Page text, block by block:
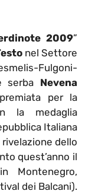
2009”
nel Settore
Fulgoni-
serba Nevena
per la
la medaglia
Italiana
dello
quest’anno il
Montenegro,
dei Balcani).